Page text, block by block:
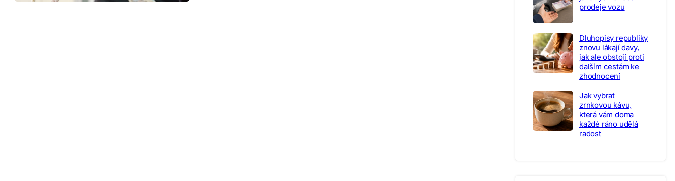
prodeje vozu
Dluhopisy republiky
znovu lákají davy,
jak ale obstojí proti
dalším cestám ke
zhodnocení
Jak vybrat
zrnkovou kávu,
která vám doma
každé ráno udělá
radost